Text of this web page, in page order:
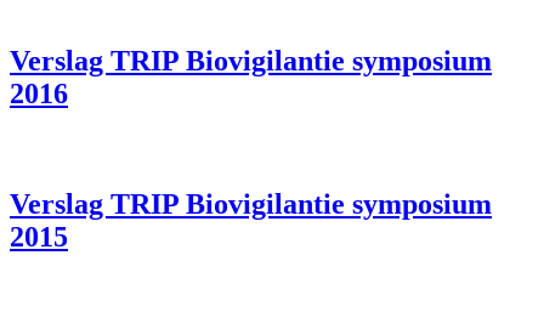
Verslag TRIP Biovigilantie symposium
2016
Verslag TRIP Biovigilantie symposium
2015